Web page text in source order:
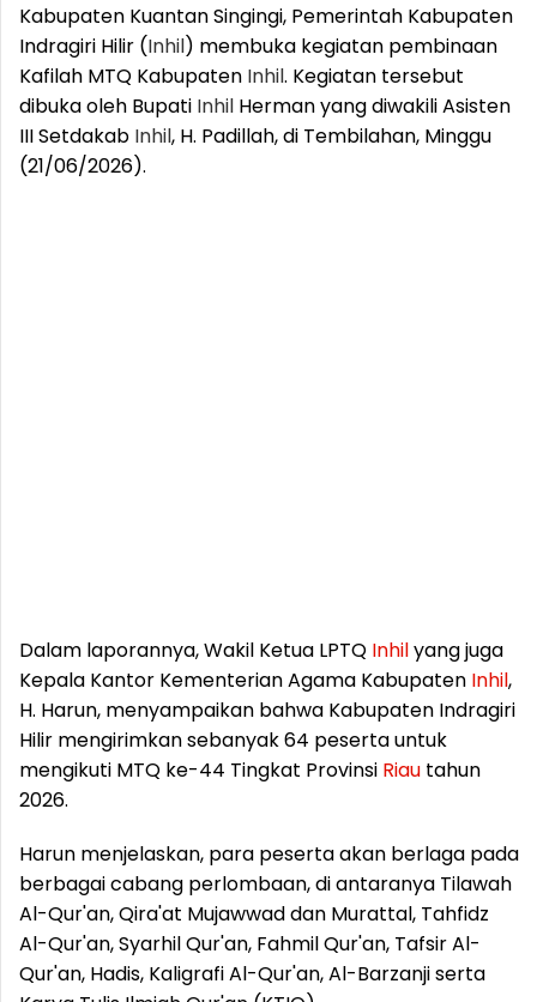
Kabupaten Kuantan Singingi, Pemerintah Kabupaten
Indragiri Hilir (Inhil) membuka kegiatan pembinaan
Kafilah MTQ Kabupaten Inhil. Kegiatan tersebut
dibuka oleh Bupati Inhil Herman yang diwakili Asisten
III Setdakab Inhil, H. Padillah, di Tembilahan, Minggu
(21/06/2026).
Dalam laporannya, Wakil Ketua LPTQ Inhilyang juga
Kepala Kantor Kementerian Agama Kabupaten Inhil,
H. Harun, menyampaikan bahwa Kabupaten Indragiri
Hilir mengirimkan sebanyak 64 peserta untuk
mengikuti MTQ ke-44 Tingkat Provinsi Riau tahun
2026.
Harun menjelaskan, para peserta akan berlaga pada
berbagai cabang perlombaan, di antaranya Tilawah
Al-Qur'an, Qira'at Mujawwad dan Murattal, Tahfidz
Al-Qur'an, Syarhil Qur'an, Fahmil Qur'an, Tafsir Al-
Qur'an, Hadis, Kaligrafi Al-Qur'an, Al-Barzanji serta